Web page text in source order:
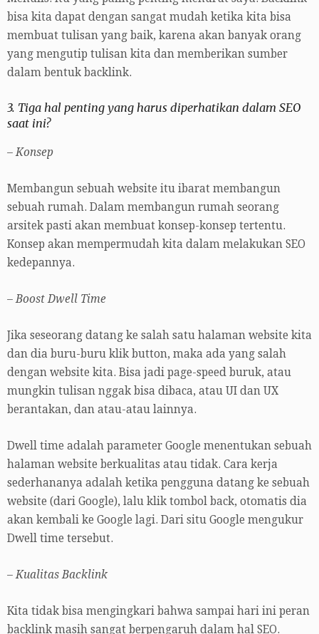
bisa kita dapat dengan sangat mudah ketika kita bisa
membuat tulisan yang baik, karena akan banyak orang
yang mengutip tulisan kita dan memberikan sumber
dalam bentuk backlink.
3. Tiga hal penting yang harus diperhatikan dalam SEO
saat ini?
– Konsep
Membangun sebuah website itu ibarat membangun
sebuah rumah. Dalam membangun rumah seorang
arsitek pasti akan membuat konsep-konsep tertentu.
Konsep akan mempermudah kita dalam melakukan SEO
kedepannya.
– Boost Dwell Time
Jika seseorang datang ke salah satu halaman website kita
dan dia buru-buru klik button, maka ada yang salah
dengan website kita. Bisa jadi page-speed buruk, atau
mungkin tulisan nggak bisa dibaca, atau UI dan UX
berantakan, dan atau-atau lainnya.
Dwell time adalah parameter Google menentukan sebuah
halaman website berkualitas atau tidak. Cara kerja
sederhananya adalah ketika pengguna datang ke sebuah
website (dari Google), lalu klik tombol back, otomatis dia
akan kembali ke Google lagi. Dari situ Google mengukur
Dwell time tersebut.
– Kualitas Backlink
Kita tidak bisa mengingkari bahwa sampai hari ini peran
backlink masih sangat berpengaruh dalam hal SEO.